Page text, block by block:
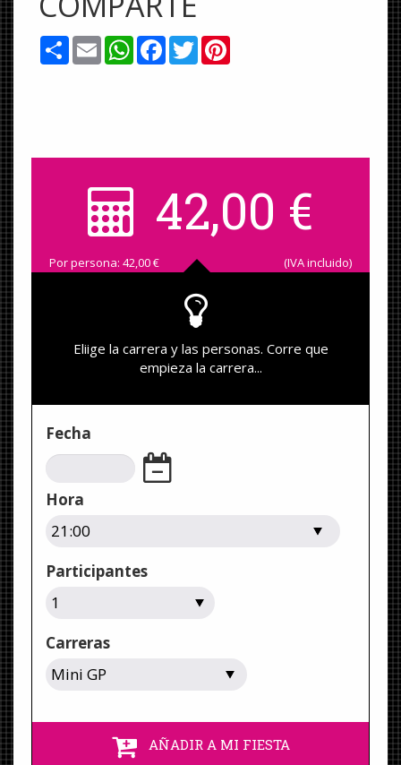
ShareEmailWhatsApp
Facebook
Twitter
42,00 €
Por persona: 42,00€ (IVA incluido)
Eliige la carrera y las personas. Corre que
empieza la carrera...
Fecha
Hora
Participantes
Carreras
AÑADIR A MI FIESTA